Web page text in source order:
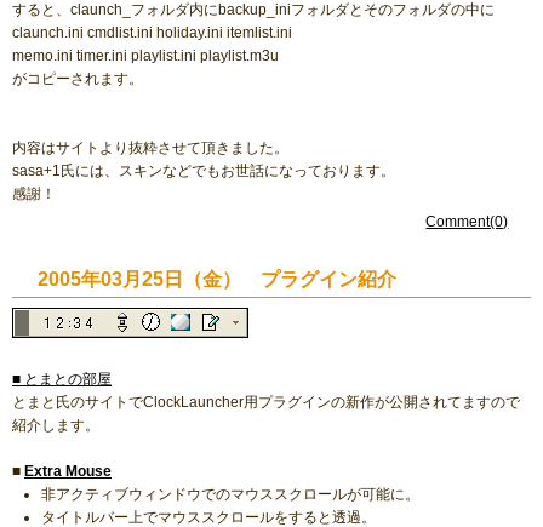
すると、claunch_フォルダ内にbackup_iniフォルダとそのフォルダの中に
claunch.ini cmdlist.ini holiday.ini itemlist.ini
memo.ini timer.ini playlist.ini playlist.m3u
がコピーされます。
内容はサイトより抜粋させて頂きました。
sasa+1氏には、スキンなどでもお世話になっております。
感謝！
Comment(0)
2005年03月25日（金） プラグイン紹介
■ とまとの部屋
とまと氏のサイトでClockLauncher用プラグインの新作が公開されてますので
紹介します。
■ Extra Mouse
非アクティブウィンドウでのマウススクロールが可能に。
タイトルバー上でマウススクロールをすると透過。